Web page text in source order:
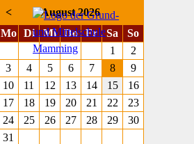
<
August 2026
Montag
Dienstag
Mittwoch
Donnerstag
Freitag
Sa mstag
Sonntag
1
2
3
4 5 6 7 8
9
10
11 12 13 14 15
16
17
18 19 20 21 22
23
24
25 26 27 28 29
30
31